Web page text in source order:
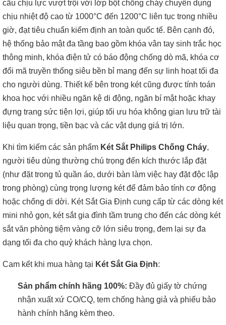
cấu chịu lực vượt trội với lớp bột chống cháy chuyên dụng
chịu nhiệt độ cao từ 1000°C đến 1200°C liên tục trong nhiều
giờ, đạt tiêu chuẩn kiểm định an toàn quốc tế. Bên cạnh đó,
hệ thống bảo mật đa tầng bao gồm khóa vân tay sinh trắc học
thông minh, khóa điện tử có báo động chống dò mã, khóa cơ
đổi mã truyền thống siêu bền bỉ mang đến sự linh hoạt tối đa
cho người dùng. Thiết kế bên trong két cũng được tính toán
khoa học với nhiều ngăn kệ di động, ngăn bí mật hoặc khay
đựng trang sức tiện lợi, giúp tối ưu hóa không gian lưu trữ tài
liệu quan trọng, tiền bạc và các vật dụng giá trị lớn.
Khi tìm kiếm các sản phẩm Két Sắt Philips Chống Cháy,
người tiêu dùng thường chú trọng đến kích thước lắp đặt
(như đặt trong tủ quần áo, dưới bàn làm việc hay đặt độc lập
trong phòng) cùng trọng lượng két để đảm bảo tính cơ động
hoặc chống di dời. Két Sắt Gia Định cung cấp từ các dòng két
mini nhỏ gọn, két sắt gia đình tầm trung cho đến các dòng két
sắt văn phòng tiệm vàng cỡ lớn siêu trọng, đem lại sự đa
dạng tối đa cho quý khách hàng lựa chọn.
Cam kết khi mua hàng tại Két Sắt Gia Định:
Sản phẩm chính hãng 100%: Đầy đủ giấy tờ chứng
nhận xuất xứ CO/CQ, tem chống hàng giả và phiếu bảo
hành chính hãng kèm theo.